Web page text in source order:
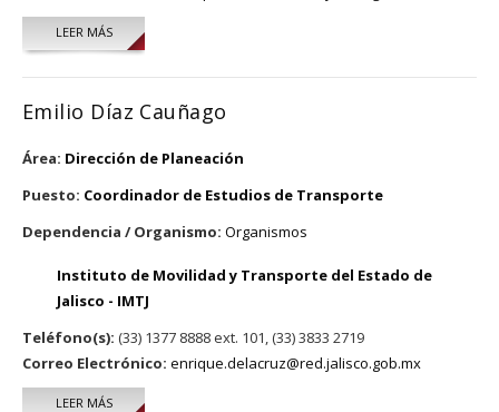
LEER MÁSSOBRE ANDRÓMEDA LUCIA MORFIN ÁLVAREZ
Emilio Díaz Cauñago
Área: Dirección de Planeación
Puesto: Coordinador de Estudios de Transporte
Dependencia / Organismo: Organismos
Instituto de Movilidad y Transporte del Estado de
Jalisco - IMTJ
Teléfono(s): (33) 1377 8888 ext. 101, (33) 3833 2719
Correo Electrónico: enrique.delacruz@red.jalisco.gob.mx
LEER MÁSSOBRE EMILIO DÍAZ CAUÑAGO